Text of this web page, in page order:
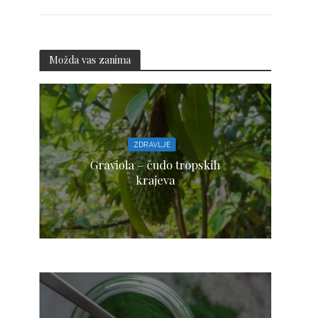
Možda vas zanima
ZDRAVLJE
Graviola – čudo tropskih
krajeva